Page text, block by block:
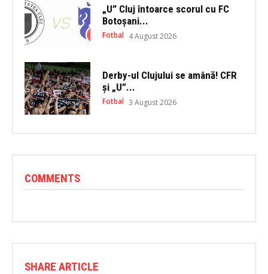
„U” Cluj întoarce scorul cu FC
Botoșani...
Fotbal 4 August 2026
Derby-ul Clujului se amână! CFR
și „U”...
Fotbal 3 August 2026
COMMENTS
SHARE ARTICLE